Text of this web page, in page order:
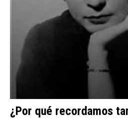
¿Por qué recordamos